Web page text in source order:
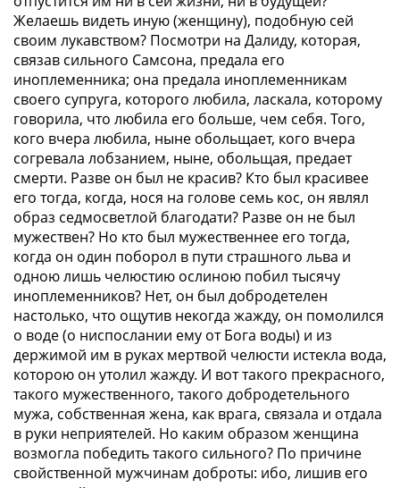
Желаешь видеть иную (женщину), подобную сей
своим лукавством? Посмотри на Далиду, которая,
связав сильного Самсона, предала его
иноплеменника; она предала иноплеменникам
своего супруга, которого любила, ласкала, которому
говорила, что любила его больше, чем себя. Того,
кого вчера любила, ныне обольщает, кого вчера
согревала лобзанием, ныне, обольщая, предает
смерти. Разве он был не красив? Кто был красивее
его тогда, когда, нося на голове семь кос, он являл
образ седмосветлой благодати? Разве он не был
мужествен? Но кто был мужественнее его тогда,
когда он один поборол в пути страшного льва и
одною лишь челюстию ослиною побил тысячу
иноплеменников? Нет, он был добродетелен
настолько, что ощутив некогда жажду, он помолился
о воде (о ниспослании ему от Бога воды) и из
держимой им в руках мертвой челюсти истекла вода,
которою он утолил жажду. И вот такого прекрасного,
такого мужественного, такого добродетельного
мужа, собственная жена, как врага, связала и отдала
в руки неприятелей. Но каким образом женщина
возмогла победить такого сильного? По причине
свойственной мужчинам доброты: ибо, лишив его